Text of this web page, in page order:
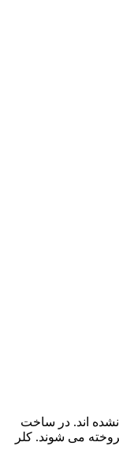
اند. در ساخت
که اغلب با درجه خلوص ۹۰٪ فروخته می‌ شوند. کلر